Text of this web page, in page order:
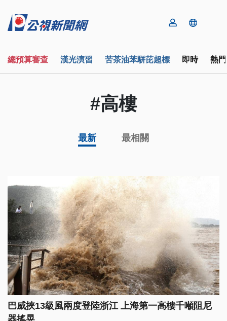
總預算審查 漢光演習 苦茶油苯駢芘超標 即時 熱
#高樓
最新 最相關
巴威挾13級風兩度登陸浙江 上海第一高樓千噸阻尼